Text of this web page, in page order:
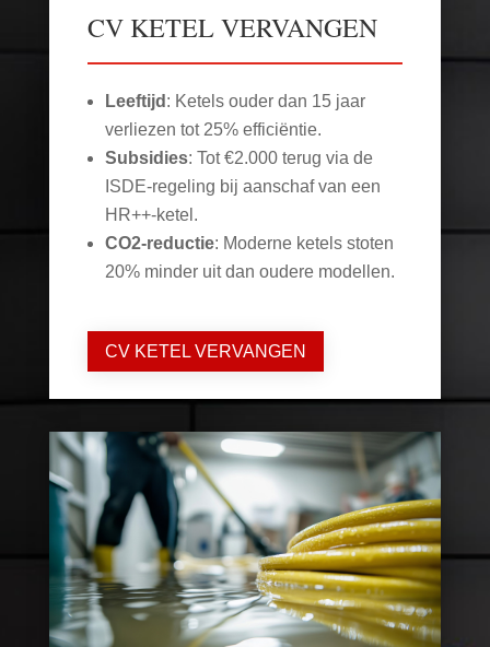
CV KETEL VERVANGEN
Leeftijd : Ketels ouder dan 15 jaar
verliezen tot 25% efficiëntie.
Subsidies: Tot €2.000 terug via de
ISDE-regeling bij aanschaf van een
HR++-ketel.
CO2-reductie: Moderne ketels stoten
20% minder uit dan oudere modellen.
CV KETEL VERVANGEN